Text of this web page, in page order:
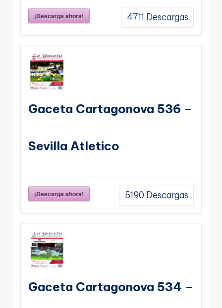
¡Descarga ahora! 4711 Descargas
Gaceta Cartagonova 536 –
Sevilla Atletico
¡Descarga ahora! 5190 Descargas
Gaceta Cartagonova 534 –